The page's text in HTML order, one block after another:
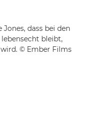
dass bei den
bleibt,
© Ember Films